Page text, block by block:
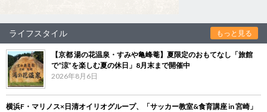
ライフスタイル もっと見る
【京都 湯の花温泉・すみや亀峰菴】夏限定のおもてなし「旅館
で“涼”を楽しむ夏の休日」8月末まで開催中
2026年8月6日
横浜F・マリノス×日清オイリオグループ、「サッカー教室&食育講座 in 宮崎」